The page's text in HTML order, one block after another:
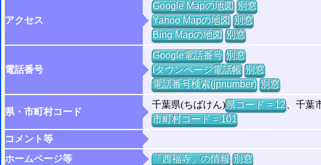
アクセス
Google Mapの地図 別窓
Yahoo Mapの地図 別窓
Bing Mapの地図 別窓
電話番号
Google電話番号 別窓
iタウンページ電話帳 別窓
電話番号検索(jpnumber) 別窓
県・市町村コード
千葉県(ちばけん)県コード = 12、千葉
市町村コード = 101
コメント等
ホームページ等
「西福寺」の情報 別窓